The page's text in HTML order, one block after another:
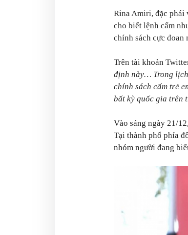
Rina Amiri, đặc phái
cho biết lệnh cấm
chính sách cực đoan
Trên tài khoản
định này… Trong
chính sách cấm trẻ
bất kỳ quốc gia trên
Vào sáng ngày 21/
Tại thành phố phía
nhóm người đang